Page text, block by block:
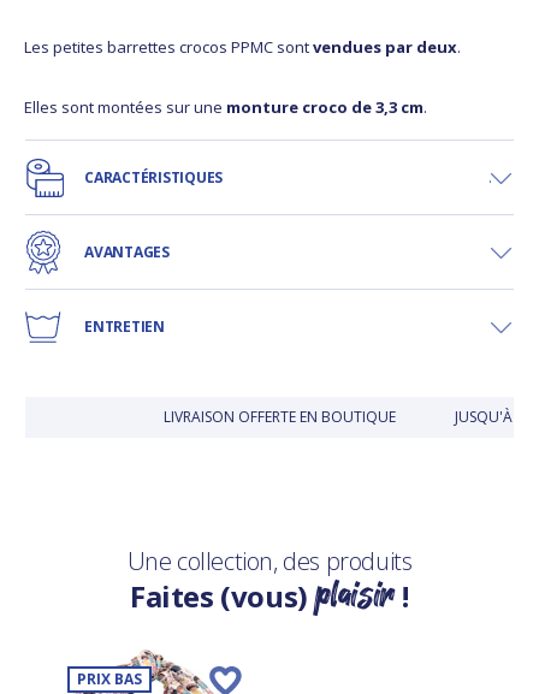
Les petites barrettes crocos PPMC sontvendues par deux.
Elles sont montées sur une monture croco de 3,3 cm.
CARACTÉRISTIQUES
AVANTAGES
ENTRETIEN
LIVRAISON OFFERTE EN BOUTIQUE JUSQU'À 30
Une collection, des produits
Faites (vous)plaisir!
PRIX BAS